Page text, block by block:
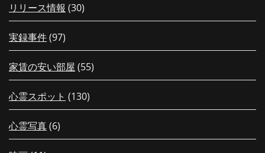
リリース情報 (30)
実録事件(97)
家賃の安い部屋 (55)
心霊スポット (130)
心霊写真(6)